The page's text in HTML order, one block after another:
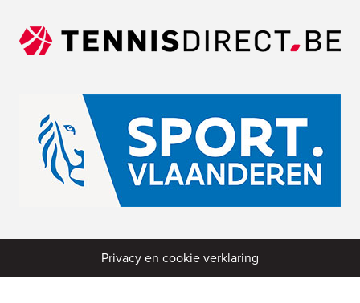
Privacy en cookie verklaring